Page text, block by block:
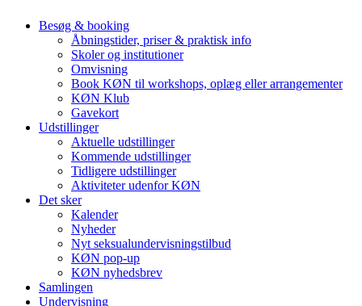
Besøg & booking
Åbningstider, priser & praktisk info
Skoler og institutioner
Omvisning
Book KØN til workshops, oplæg eller arrangementer
KØN Klub
Gavekort
Udstillinger
Aktuelle udstillinger
Kommende udstillinger
Tidligere udstillinger
Aktiviteter udenfor KØN
Det sker
Kalender
Nyheder
Nyt seksualundervisningstilbud
KØN pop-up
KØN nyhedsbrev
Samlingen
Undervisning